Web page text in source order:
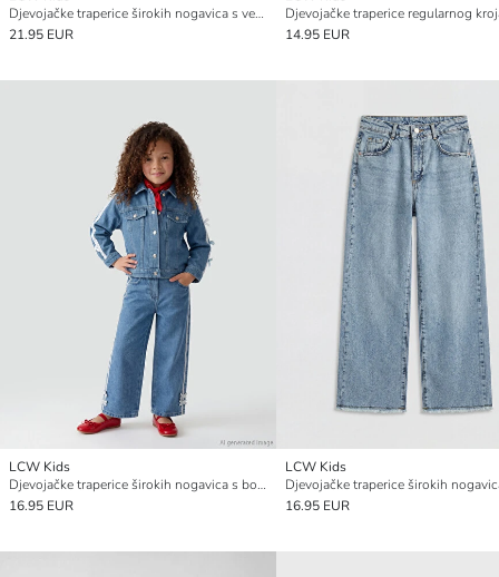
Djevojačke traperice širokih nogavica s vezom
21.95 EUR
14.95 EUR
LCW Kids
Djevojačke traperice širokih nogavica s bočnim prugama
16.95 EUR
LCW Kids
Djevojačke traperice širokih
16.95 EUR